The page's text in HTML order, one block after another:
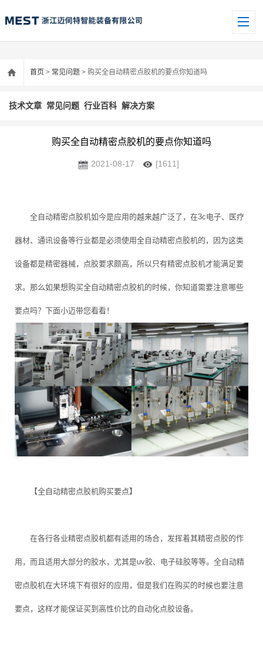
首页 > 常见问题 > 购买全自动精密点胶机的要点你知道吗
技术文章 常见问题 行业百科 解决方案
购买全自动精密点胶机的要点你知道吗
2021-08-17 [1611]
全自动精密点胶机如今是应用的越来越广泛了，在3c电子、医疗
器材、通讯设备等行业都是必须使用全自动精密点胶机的，因为这类
设备都是精密器械，点胶要求颇高，所以只有精密点胶机才能满足要
求。那么如果想购买全自动精密点胶机的时候，你知道需要注意哪些
要点吗？下面小迈带您看看！
【全自动精密点胶机购买要点】
在各行各业精密点胶机都有适用的场合，发挥着其精密点胶的作
用，而且适用大部分的胶水，尤其是uv胶、电子硅胶等等。全自动精
密点胶机在大环境下有很好的应用，但是我们在购买的时候也要注意
要点，这样才能保证买到高性价比的自动化点胶设备。